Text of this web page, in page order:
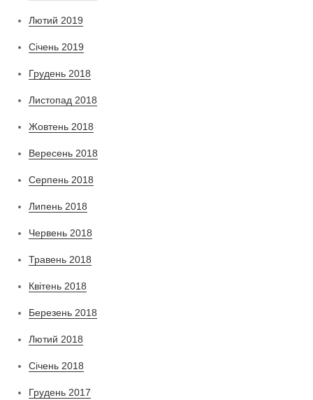
Лютий 2019
Січень 2019
Грудень 2018
Листопад 2018
Жовтень 2018
Вересень 2018
Серпень 2018
Липень 2018
Червень 2018
Травень 2018
Квітень 2018
Березень 2018
Лютий 2018
Січень 2018
Грудень 2017